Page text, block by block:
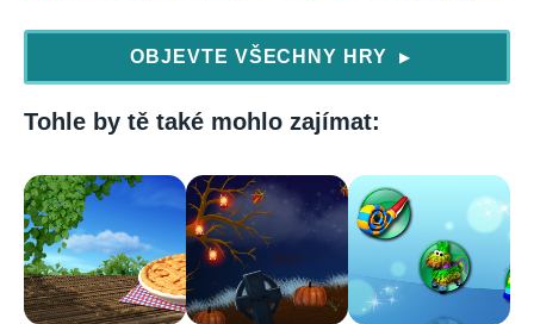
OBJEVTE VŠECHNY HRY ▶
Tohle by tě také mohlo zajímat: